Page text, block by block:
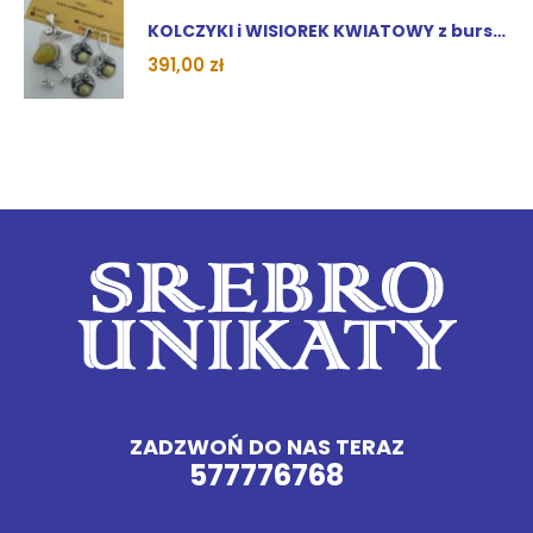
KOLCZYKI i WISIOREK KWIATOWY z bursztynem
391,00 zł
ZADZWOŃ DO NAS TERAZ
577776768